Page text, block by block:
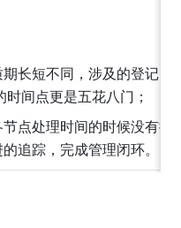
长短不同，涉及的登记、
间点更是五花八门；
点处理时间的时候没有提
追踪，完成管理闭环。